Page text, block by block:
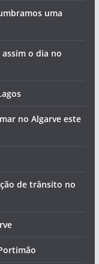
uma
o dia no
no Algarve este
de trânsito no